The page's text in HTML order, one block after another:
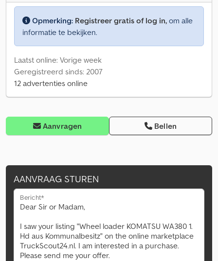
Opmerking: Registreer gratis of log in, om alle
informatie te bekijken.
Laatst online: Vorige week
Geregistreerd sinds: 2007
12 advertenties online
Aanvragen Bellen
AANVRAAG STUREN
Bericht*